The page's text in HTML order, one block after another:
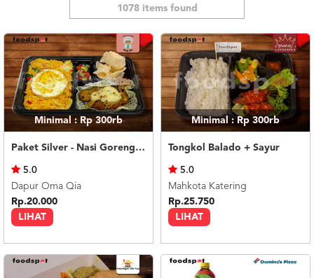
MEREKA
KATALOG
LOYALTY
PROGRAM
ABOUT
BLOG
TERMS
1078 items found
Minimal : Rp 300rb
Paket Silver - Nasi Goreng Nanas Geprek Mozza
LIHAT
5.0
Dapur Oma Qia
Rp.20.000
Minimal : Rp 300rb
Tongkol Balado + Sayur
LIHAT
5.0
Mahkota Katering
Rp.25.750